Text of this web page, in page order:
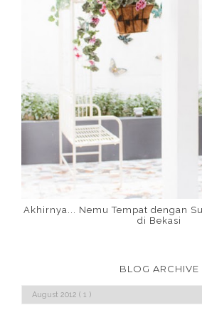
Akhirnya... Nemu Tempat dengan
di Bekasi
BLOG ARCHIVE